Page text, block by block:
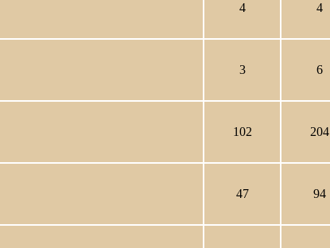
4 4
3 6
102 204
47 94